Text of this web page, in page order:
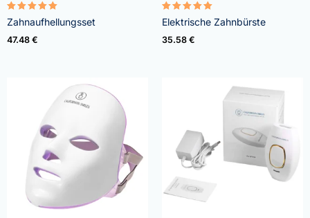
Bewertet
mit
4.95
von 5
Zahnaufhellungsset
47.48 €
Bewertet
mit
5.00
von 5
Elektrische Zahnbürste
35.58 €